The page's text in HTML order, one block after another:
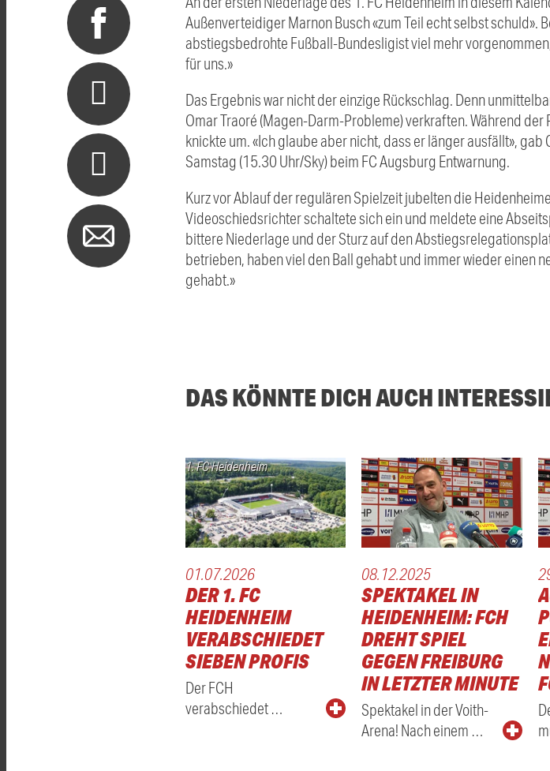
Außenverteidiger Marnon Busch «zum Teil echt selbst schuld».
abstiegsbedrohte Fußball-Bundesligist viel mehr
für uns.»
Das Ergebnis war nicht der einzige Rückschlag. Denn
Omar Traoré (Magen-Darm-Probleme) verkraften. Während
knickte um. «Ich glaube aber nicht, dass er länger ausfällt»,
Samstag (15.30 Uhr/Sky) beim FC Augsburg Entwarnung.
Kurz vor Ablauf der regulären Spielzeit jubelten die
Videoschiedsrichter schaltete sich ein und meldete eine
bittere Niederlage und der Sturz auf den
betrieben, haben viel den Ball gehabt und immer wieder einen
gehabt.»
DAS KÖNNTE DICH AUCH
1. FC Heidenheim
01.07.2026
DER 1. FC
HEIDENHEIM
VERABSCHIEDET
SIEBEN PROFIS
Der FCH
verabschiedet …
08.12.2025
SPEKTAKEL IN
HEIDENHEIM: FCH
DREHT SPIEL
GEGEN FREIBURG
IN LETZTER MINUTE
Spektakel in der Voith-
Arena! Nach einem …